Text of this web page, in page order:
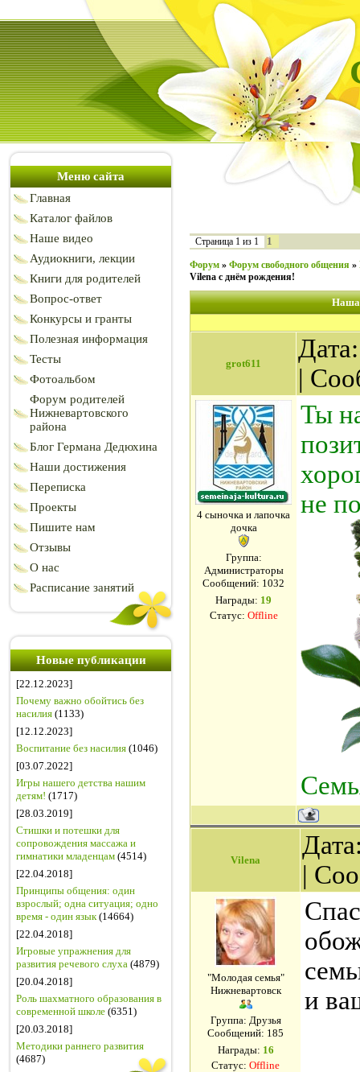
Меню сайта
Главная
Каталог файлов
Наше видео
Аудиокниги, лекции
Книги для родителей
Вопрос-ответ
Конкурсы и гранты
Полезная информация
Тесты
Фотоальбом
Форум родителей
Нижневартовского
района
Блог Германа Дедюхина
Наши достижения
Переписка
Проекты
Пишите нам
Отзывы
О нас
Расписание занятий
Новые публикации
[22.12.2023]
Почему важно обойтись без
насилия (1133)
[12.12.2023]
Воспитание без насилия (1046)
[03.07.2022]
Игры нашего детства нашим
детям! (1717)
[28.03.2019]
Стишки и потешки для
сопровождения массажа и
гимнатики младенцам (4514)
[22.04.2018]
Принципы общения: один
взрослый; одна ситуация; одно
время - один язык(14664)
[22.04.2018]
Игровые упражнения для
развития речевого слуха (4879)
[20.04.2018]
Роль шахматного образования в
современной школе (6351)
[20.03.2018]
Методики раннего развития
(4687)
Страница 1 из 1 1
Форум » Форум свободного общения »
Vilena с днём рождения!
Наша
grot611
|
4 сыночка и лапочка
дочка
Группа:
Администраторы
Сообщений: 1032
Награды: 19
Статус: Offline
Ты
не
Vilena
|
"Молодая семья"
Нижневартовск
Группа: Друзья
Сообщений: 185
Награды: 16
Статус: Offline
и